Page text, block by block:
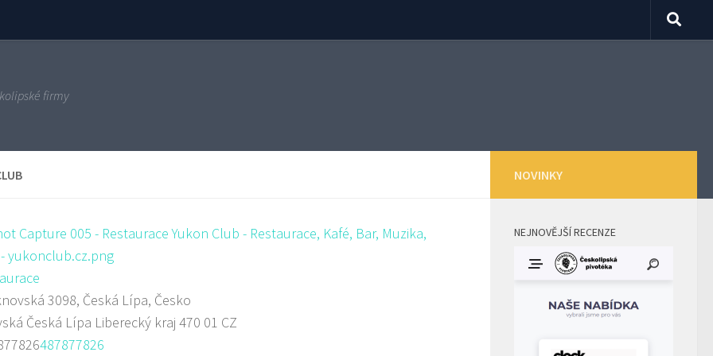
firmy
3098, Česká Lípa, Česko
Česká Lípa Liberecký kraj 470 01 CZ
487877826
NOVINKY
NEJNOVĚJŠÍ RECENZE